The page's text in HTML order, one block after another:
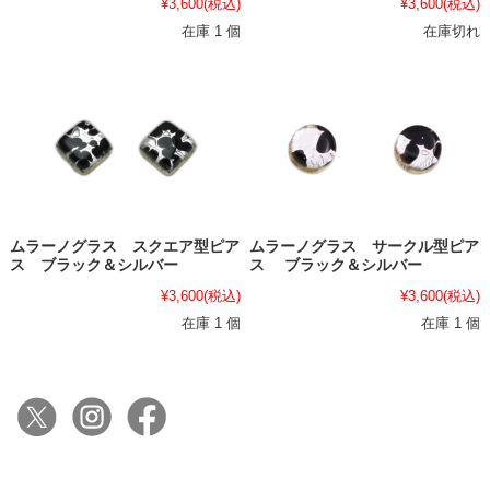
¥3,600(税込)
在庫 1 個
¥3,600(税込)
在庫切れ
ムラーノグラス スクエア型ピア
ス ブラック＆シルバー
¥3,600(税込)
在庫 1 個
ムラーノグラス サークル型ピア
ス ブラック＆シルバー
¥3,600(税込)
在庫 1 個